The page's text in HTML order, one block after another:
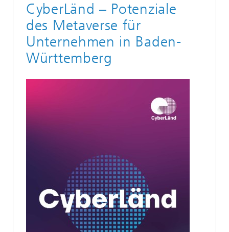
CyberLänd – Potenziale
des Metaverse für
Unternehmen in Baden-
Württemberg